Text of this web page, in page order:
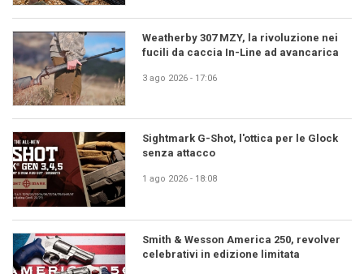
Weatherby 307 MZY, la rivoluzione nei
fucili da caccia In-Line ad avancarica
3 ago 2026 - 17:06
Sightmark G-Shot, l'ottica per le Glock
senza attacco
1 ago 2026 - 18:08
Smith & Wesson America 250, revolver
celebrativi in edizione limitata